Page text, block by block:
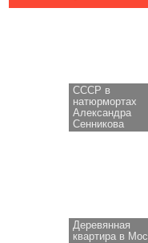
СССР в
натюрмортах
Александра
Сенникова
Деревянная
квартира в